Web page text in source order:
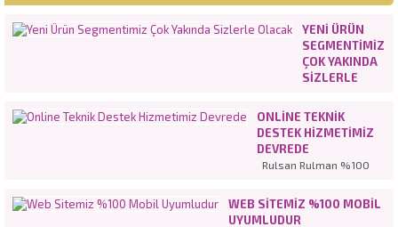
YENI ÜRÜN
SEGMENTIMIZ
ÇOK YAKINDA
SIZLERLE
ONLINE TEKNIK
DESTEK HIZMETIMIZ
DEVREDE
Rulsan Rulman %100
memnuniyetinden
hareketle en iyi hizmeti
WEB SITEMIZ %100 MOBIL
UYUMLUDUR